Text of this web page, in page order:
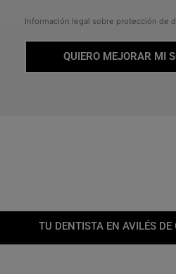
Información legal sobre protección de
QUIERO MEJORAR MI
TU DENTISTA EN AVILÉS DE